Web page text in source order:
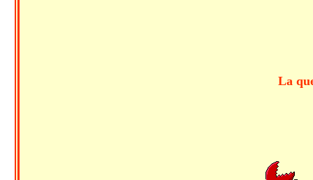
La queue de